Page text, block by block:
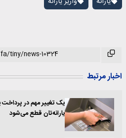
اخبار مرتبط
یک تغییر مهم در پرداخت
یارانه‌تان قطع می‌شود